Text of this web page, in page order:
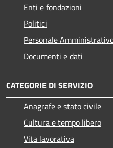
Enti e fondazioni
Politici
Personale
Documenti e dati
CATEGORIE DI SERVIZIO
Anagrafe e stato civile
Cultura e tempo libero
Vita lavorativa